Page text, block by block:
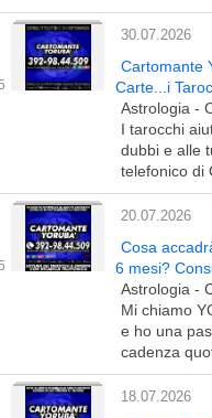
30.07.2026
Cartomante
Carte...i
Astrologia -
I tarocchi
dubbi e alle
telefonico di
20.07.2026
Cosa
6 mesi?
Astrologia -
Mi chiamo
e ho una
cadenza
18.07.2026